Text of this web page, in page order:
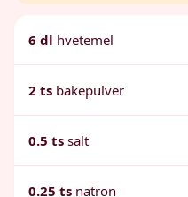
6 dl hvetemel
2 ts bakepulver
0.5 ts salt
0.25 ts natron